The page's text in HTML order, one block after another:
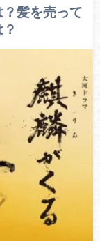
髪を売って